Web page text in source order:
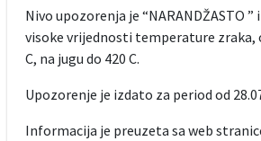
Nivo upozorenja je “NARANDŽASTO
visoke vrijednosti temperature zraka,
C, na jugu do 420 C.
Upozorenje je izdato za period od
Informacija je preuzeta sa web